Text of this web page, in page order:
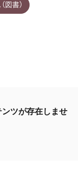
書）
ツが存在しませ